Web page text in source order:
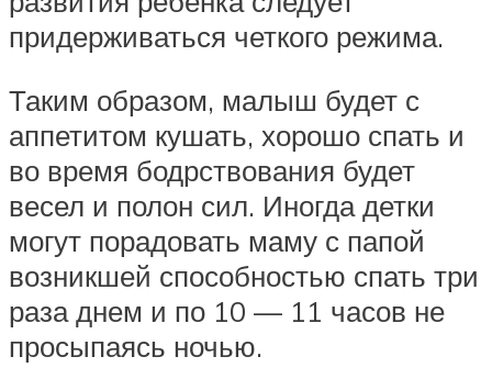
придерживаться четкого режима.
Таким образом, малыш будет с
аппетитом кушать, хорошо спать и
во время бодрствования будет
весел и полон сил. Иногда детки
могут порадовать маму с папой
возникшей способностью спать три
раза днем и по 10 — 11 часов не
просыпаясь ночью.